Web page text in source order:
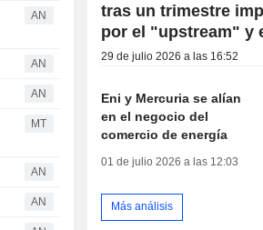
AN
AN
AN
MT
AN
AN
tras un trimestre
por el "upstream" y
29 de julio 2026 a las 16:52
Eni y Mercuria se alían
en el negocio del
comercio de energía
01 de julio 2026 a las 12:03
Más análisis